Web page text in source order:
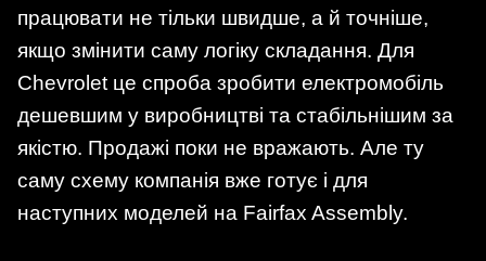
працювати не тільки швидше, а й точніше,
якщо змінити саму логіку складання. Для
Chevrolet це спроба зробити електромобіль
дешевшим у виробництві та стабільнішим за
якістю. Продажі поки не вражають. Але ту
саму схему компанія вже готує і для
наступних моделей на Fairfax Assembly.